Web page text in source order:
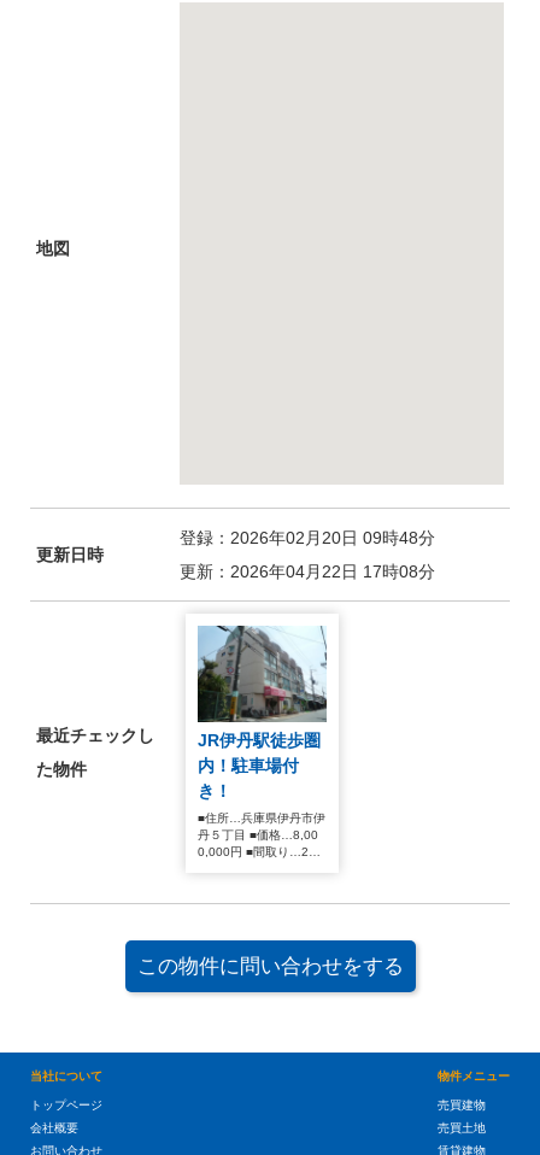
地図
更新日時
登録：2026年02月20日 09時48分
更新：2026年04月22日 17時08分
最近チェックし
た物件
JR伊丹駅徒歩圏
内！駐車場付
き！
■住所…兵庫県伊丹市伊
丹５丁目 ■価格…8,00
0,000円 ■間取り…2LD
この物件に問い合わせをする
当社について
トップページ
会社概要
お問い合わせ
物件メニュー
売買建物
売買土地
賃貸建物